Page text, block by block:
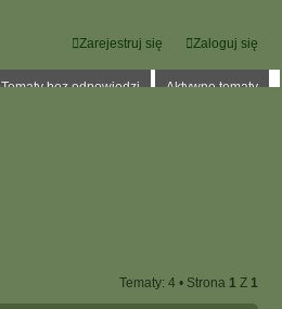
Zaloguj się
Zarejestruj się
Tematy bez odpowiedzi Aktywne tematy
Tematy: 4 • Strona 1 Z 1